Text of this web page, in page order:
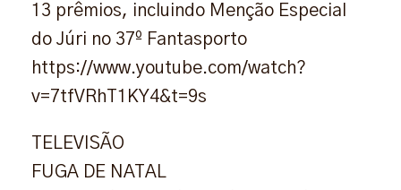
13 prêmios, incluindo Menção Especial
do Júri no 37º Fantasporto
https://www.youtube.com/watch?
v=7tfVRhT1KY4&t=9s
TELEVISÃO
FUGA DE NATAL